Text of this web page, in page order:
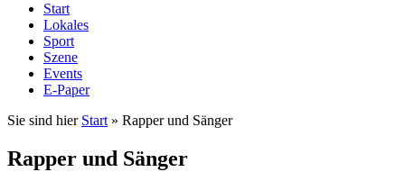
Start
Lokales
Sport
Szene
Events
E-Paper
Sie sind hier Start » Rapper und Sänger
Rapper und Sänger